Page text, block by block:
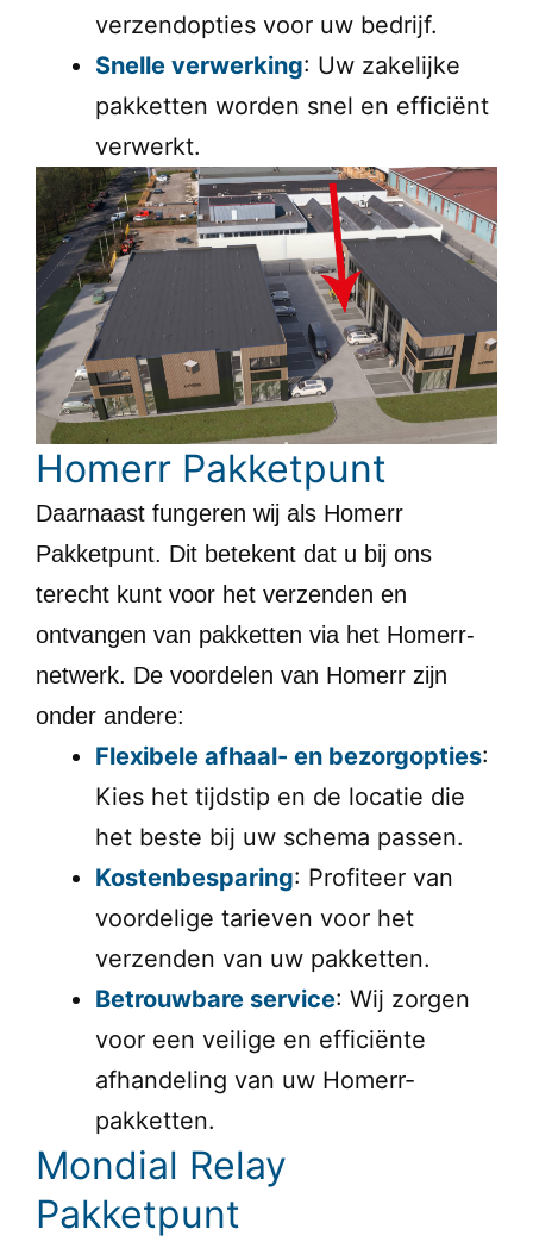
verzendopties voor uw bedrijf.
Snelle verwerking: Uw zakelijke
pakketten worden snel en efficiënt
verwerkt.
Homerr Pakketpunt
Daarnaast fungeren wij als Homerr
Pakketpunt. Dit betekent dat u bij ons
terecht kunt voor het verzenden en
ontvangen van pakketten via het Homerr-
netwerk. De voordelen van Homerr zijn
onder andere:
Flexibele afhaal- en bezorgopties:
Kies het tijdstip en de locatie die
het beste bij uw schema passen.
Kostenbesparing: Profiteer van
voordelige tarieven voor het
verzenden van uw pakketten.
Betrouwbare service: Wij zorgen
voor een veilige en efficiënte
afhandeling van uw Homerr-
pakketten.
Mondial Relay
Pakketpunt